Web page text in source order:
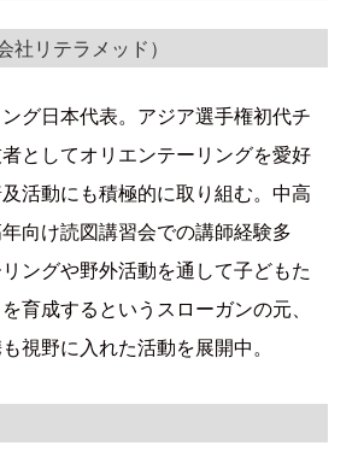
社リテラメッド）
グ日本代表。アジア選手権初代チ
としてオリエンテーリングを愛好
活動にも積極的に取り組む。中高
向け読図講習会での講師経験多
ングや野外活動を通して子どもた
育成するというスローガンの元、
視野に入れた活動を展開中。